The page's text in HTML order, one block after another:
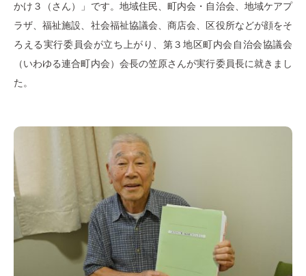
かけ３（さん）」です。地域住民、町内会・自治会、地域ケアプ
ラザ、福祉施設、社会福祉協議会、商店会、区役所などが顔をそ
ろえる実行委員会が立ち上がり、第３地区町内会自治会協議会
（いわゆる連合町内会）会長の笠原さんが実行委員長に就きまし
た。